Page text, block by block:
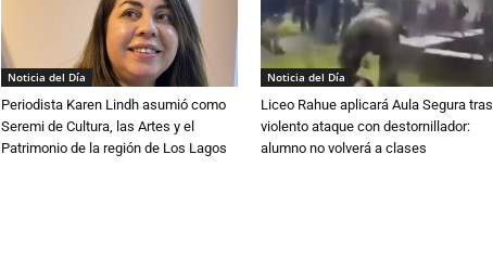
Noticia del Día
Periodista Karen Lindh asumió como
Seremi de Cultura, las Artes y el
Patrimonio de la región de Los Lagos
Noticia del Día
Liceo Rahue aplicará Aula Segura tras
violento ataque con destornillador:
alumno no volverá a clases